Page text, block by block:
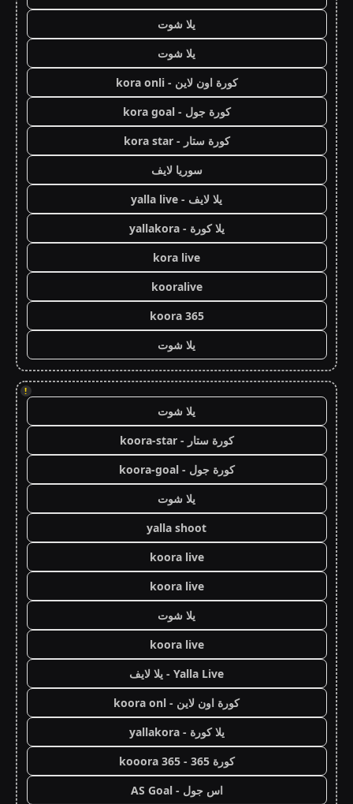
يلا شوت
يلا شوت
كورة اون لاين - kora onli
كورة جول - kora goal
كورة ستار - kora star
سوريا لايف
يلا لايف - yalla live
يلا كورة - yallakora
kora live
kooralive
koora 365
يلا شوت
!
يلا شوت
كورة ستار - koora-star
كورة جول - koora-goal
يلا شوت
yalla shoot
koora live
koora live
يلا شوت
koora live
Yalla Live - يلا لايف
كورة اون لاين - koora onl
يلا كورة - yallakora
كورة 365 - kooora 365
اس جول - AS Goal